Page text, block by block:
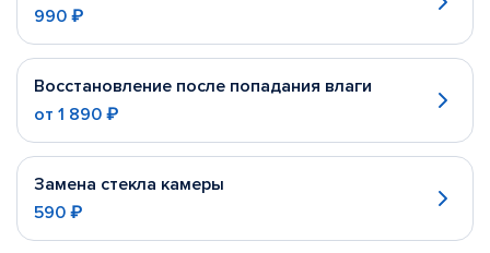
990 ₽
Восстановление после попадания влаги
от 1 890 ₽
Замена стекла камеры
590 ₽